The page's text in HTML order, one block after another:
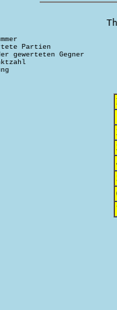
Partien
gewerteten Gegner